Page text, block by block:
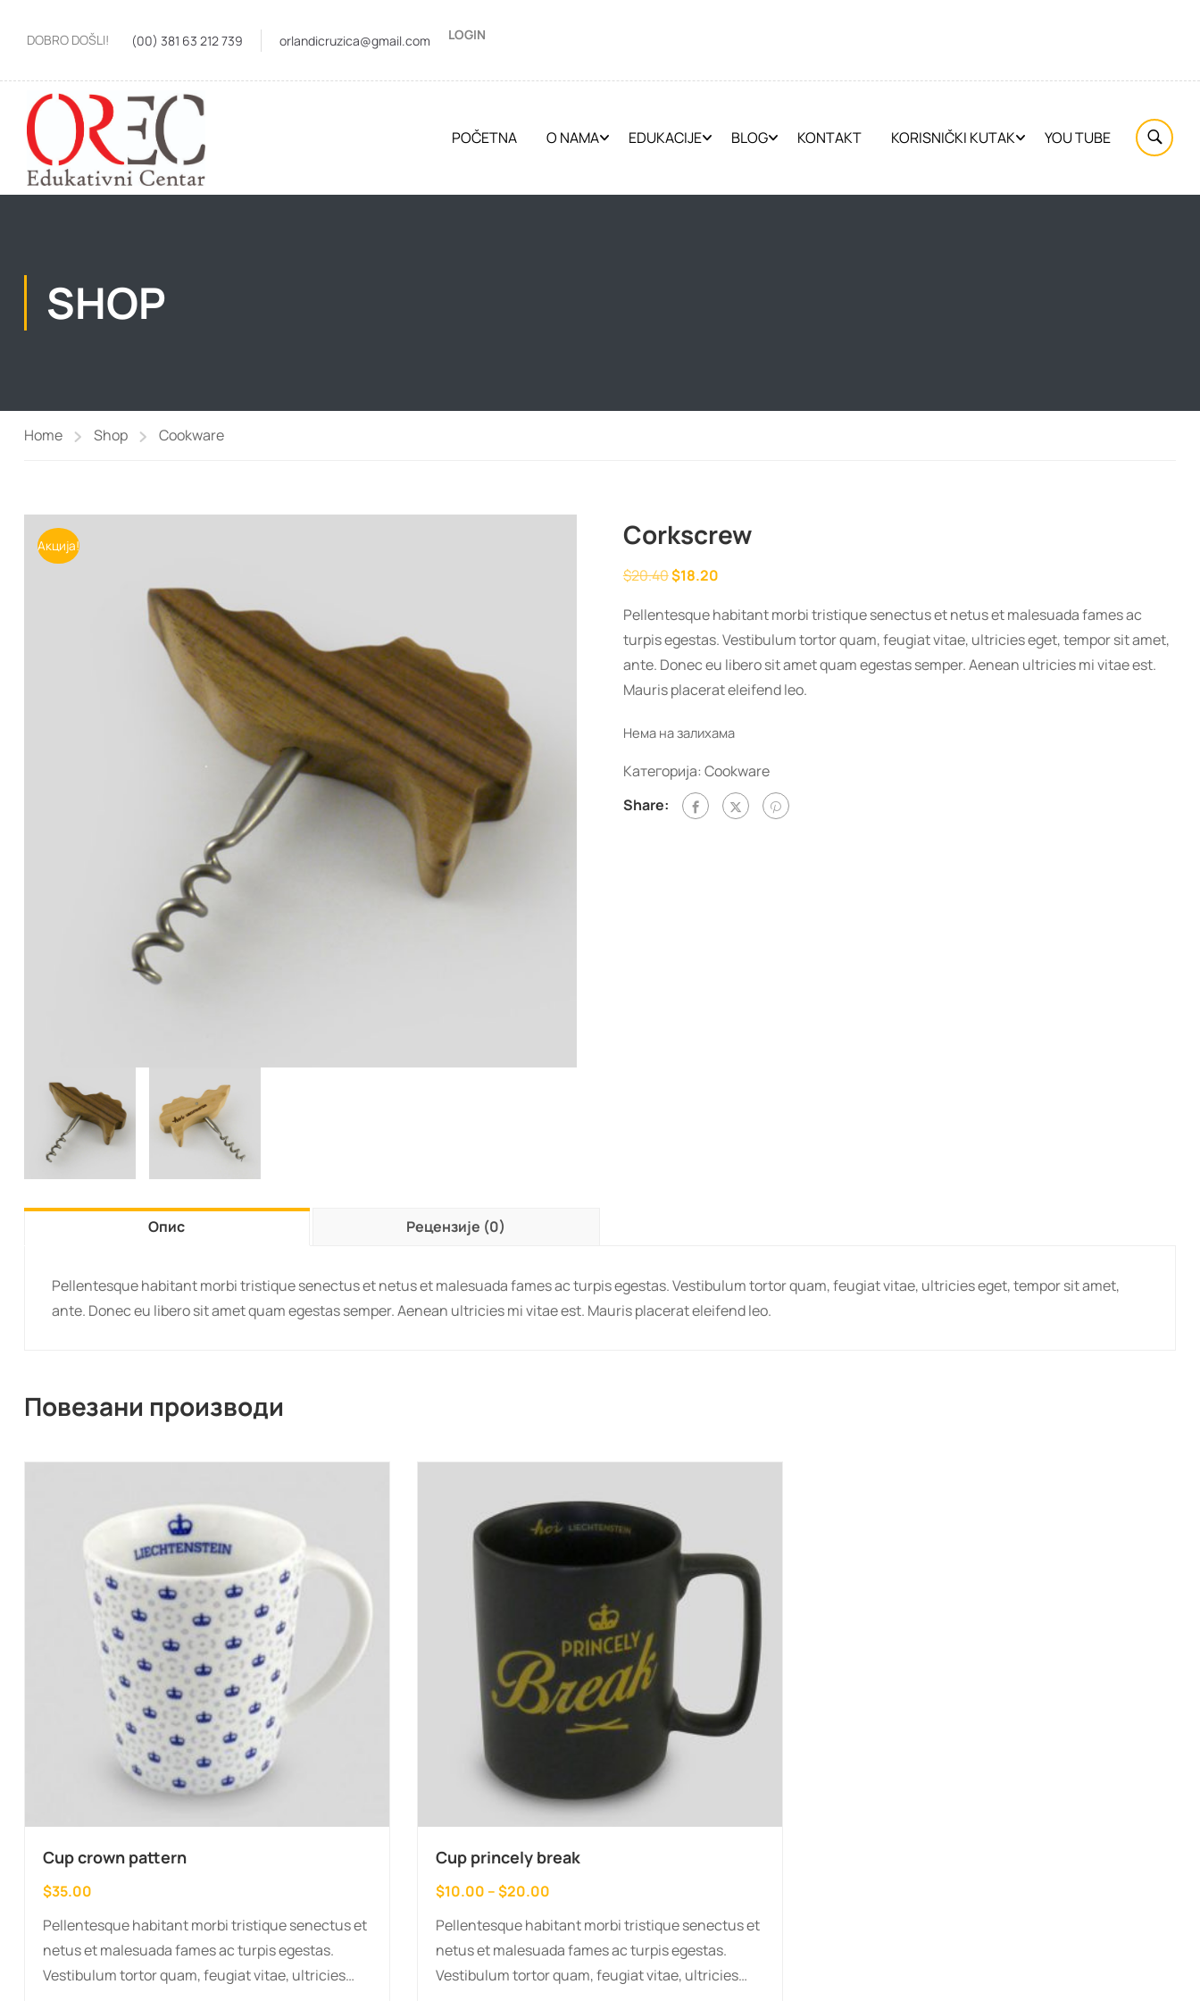
DOBRO DOŠLI! (00) 381 63 212 739 orlandicruzica@gmail.com LOGIN
POČETNA O NAMA EDUKACIJE BLOG KONTAKT KORISNIČKI KUTAK YOU TUBE
SHOP
Home Shop Cookware
Акција! Corkscrew
$20.40Оригинална
је
била:
$20.40.
$18.20Тренутна
је:
$18.20.
Pellentesque habitant morbi tristique senectus et netus et malesuada fames ac
turpis egestas. Vestibulum tortor quam, feugiat vitae, ultricies eget, tempor sit amet,
ante. Donec eu libero sit amet quam egestas semper. Aenean ultricies mi vitae est.
Mauris placerat eleifend leo.
Нема на залихама
Категорија: Cookware
Share:
Опис Рецензије (0)
Pellentesque habitant morbi tristique senectus et netus et malesuada fames ac turpis egestas. Vestibulum tortor quam, feugiat vitae, ultricies eget, tempor sit amet,
ante. Donec eu libero sit amet quam egestas semper. Aenean ultricies mi vitae est. Mauris placerat eleifend leo.
Повезани производи
Cup crown pattern
$35.00
Pellentesque habitant morbi tristique senectus et
netus et malesuada fames ac turpis egestas.
Vestibulum tortor quam, feugiat vitae, ultricies
Cup princely break
$10.00 –$20.00
цена:
од
до
Pellentesque habitant morbi tristique senectus et
netus et malesuada fames ac turpis egestas.
Vestibulum tortor quam, feugiat vitae, ultricies